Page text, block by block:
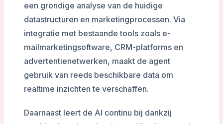
een grondige analyse van de huidige
datastructuren en marketingprocessen. Via
integratie met bestaande tools zoals e-
mailmarketingsoftware, CRM-platforms en
advertentienetwerken, maakt de agent
gebruik van reeds beschikbare data om
realtime inzichten te verschaffen.
Daarnaast leert de AI continu bij dankzij